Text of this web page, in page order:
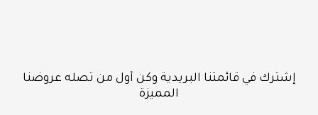
إشترك في قائمتنا البريدية وكن أول من تصله عروضنا
المميزة